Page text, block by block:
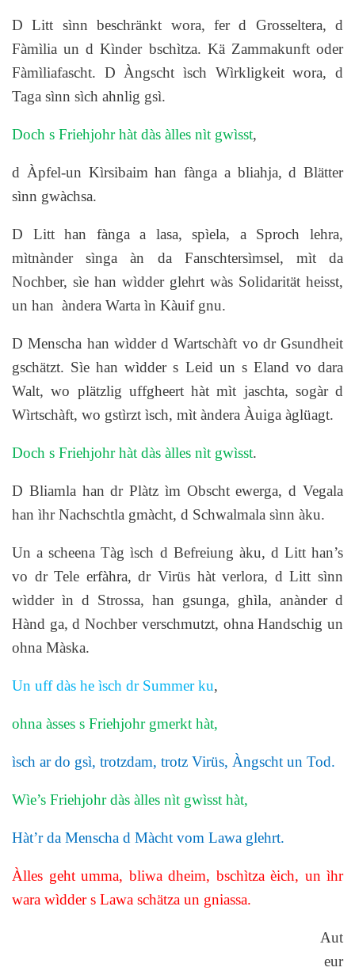
D Litt sìnn beschränkt wora, fer d Grosseltera, d
Fàmìlia un d Kìnder bschìtza. Kä Zammakunft oder
Fàmìliafascht. D Àngscht ìsch Wìrkligkeit wora, d
Taga sìnn sìch ahnlig gsì.
Doch s Friehjohr hàt dàs àlles nìt gwìsst,
d Àpfel-un Kìrsibaim han fànga a bliahja, d Blätter
sìnn gwàchsa.
D Litt han fànga a lasa, spìela, a Sproch lehra,
mìtnànder sìnga àn da Fanschtersìmsel, mìt da
Nochber, sìe han wìdder glehrt wàs Solidarität heisst,
un han àndera Warta ìn Kàuif gnu.
D Menscha han wìdder d Wartschàft vo dr Gsundheit
gschätzt. Sìe han wìdder s Leid un s Eland vo dara
Walt, wo plätzlig uffgheert hàt mìt jaschta, sogàr d
Wìrtschàft, wo gstìrzt ìsch, mìt àndera Àuiga àglüagt.
Doch s Friehjohr hàt dàs àlles nìt gwìsst.
D Bliamla han dr Plàtz ìm Obscht ewerga, d Vegala
han ìhr Nachschtla gmàcht, d Schwalmala sìnn àku.
Un a scheena Tàg ìsch d Befreiung àku, d Litt han’s
vo dr Tele erfàhra, dr Virüs hàt verlora, d Litt sìnn
wìdder ìn d Strossa, han gsunga, ghìla, anànder d
Hànd ga, d Nochber verschmutzt, ohna Handschig un
ohna Màska.
Un uff dàs he ìsch dr Summer ku,
ohna àsses s Friehjohr gmerkt hàt,
ìsch ar do gsì, trotzdam, trotz Virüs, Àngscht un Tod.
Wìe’s Friehjohr dàs àlles nìt gwìsst hàt,
Hàt’r da Menscha d Màcht vom Lawa glehrt.
Àlles geht umma, bliwa dheim, bschìtza èich, un ìhr
wara wìdder s Lawa schätza un gniassa.
Aut
eur